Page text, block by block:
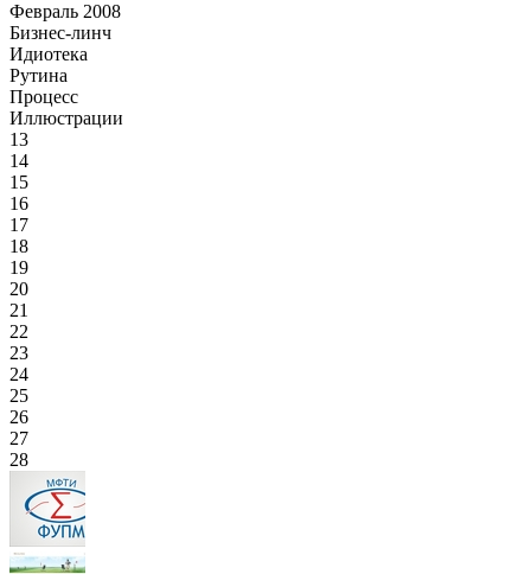
Февраль 2008
Бизнес-линч
Идиотека
Рутина
Процесс
Иллюстрации
13
14
15
16
17
18
19
20
21
22
23
24
25
26
27
28